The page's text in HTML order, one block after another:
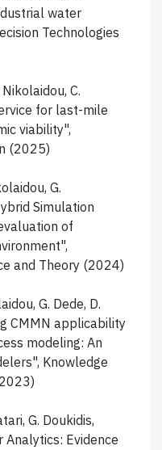
water
Technologies
C.
for last-mile
viability",
(2025)
G.
Simulation
of
and Theory (2024)
G. Dede, D.
CMMN applicability
modeling: An
Knowledge
G. Doukidis,
Evidence